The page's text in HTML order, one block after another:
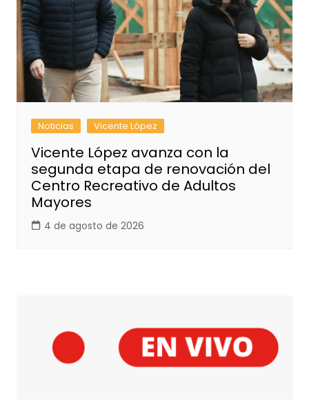
Noticias Vicente López
Vicente López avanza con la
segunda etapa de renovación del
Centro Recreativo de Adultos
Mayores
4 de agosto de 2026